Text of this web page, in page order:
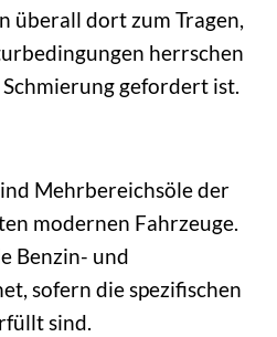
überall dort zum Tragen,
herrschen
gefordert ist.
Mehrbereichsöle der
modernen Fahrzeuge.
Benzin- und
sofern die spezifischen
sind.